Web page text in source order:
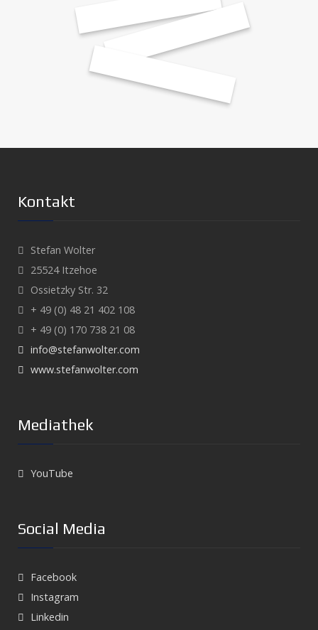
Kontakt
Stefan Wolter
25524 Itzehoe
Ossietzky Str. 32
+ 49 (0) 48 21 402 108
+ 49 (0) 170 738 21 08
info@stefanwolter.com
www.stefanwolter.com
Mediathek
YouTube
Social Media
Facebook
Instagram
Linkedin